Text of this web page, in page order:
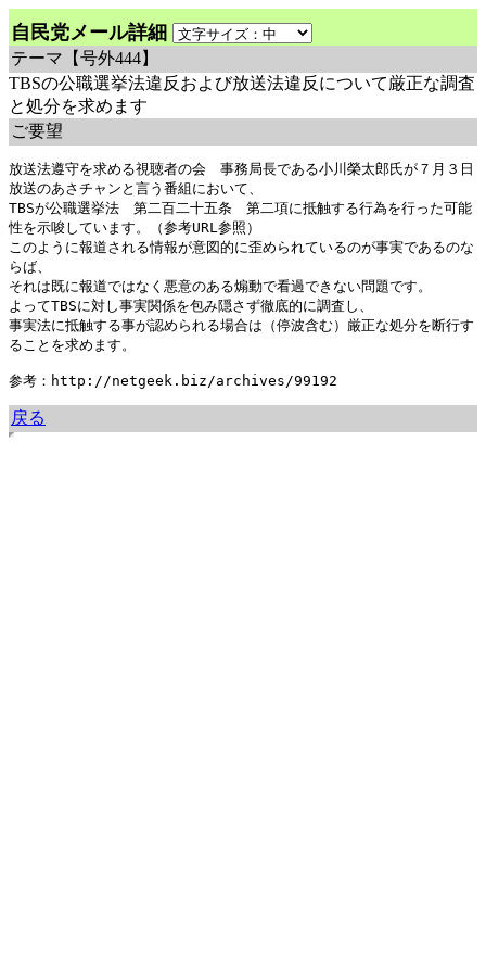
自民党メール詳細
テーマ 【号外444】
TBSの公職選挙法違反および放送法違反について厳正な調査
と処分を求めます
ご要望
放送法遵守を求める視聴者の会　事務局長である小川榮太郎氏が７月３日
放送のあさチャンと言う番組において、
TBSが公職選挙法　第二百二十五条　第二項に抵触する行為を行った可能
性を示唆しています。（参考URL参照）
このように報道される情報が意図的に歪められているのが事実であるのな
らば、
それは既に報道ではなく悪意のある煽動で看過できない問題です。
よってTBSに対し事実関係を包み隠さず徹底的に調査し、
事実法に抵触する事が認められる場合は（停波含む）厳正な処分を断行す
ることを求めます。
参考：http://netgeek.biz/archives/99192
戻る